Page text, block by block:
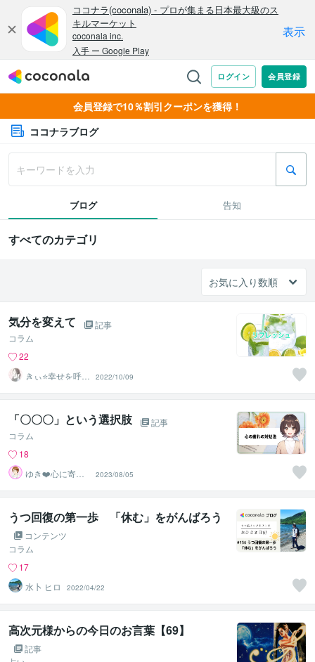
会員登録で10％割引クーポンを獲得！
ココナラブログ
ブログ 告知
すべてのカテゴリ
気分を変えて
記事
コラム
22
きぃ⭐️幸せを呼び
込むふわっと女
神⭐️
2022/10/09
「〇〇〇」という選択肢
記事
コラム
18
ゆき❤️心に寄り
添う癒しのナー
ス
2023/08/05
うつ回復の第一歩 「休む」をがんばろう
コンテンツ
コラム
17
水卜 ヒロ
2022/04/22
高次元様からの今日のお言葉【69】
記事